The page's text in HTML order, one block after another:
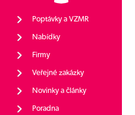
Poptávky a VZMR
Nabídky
Firmy
Veřejné zakázky
Novinky a články
Poradna